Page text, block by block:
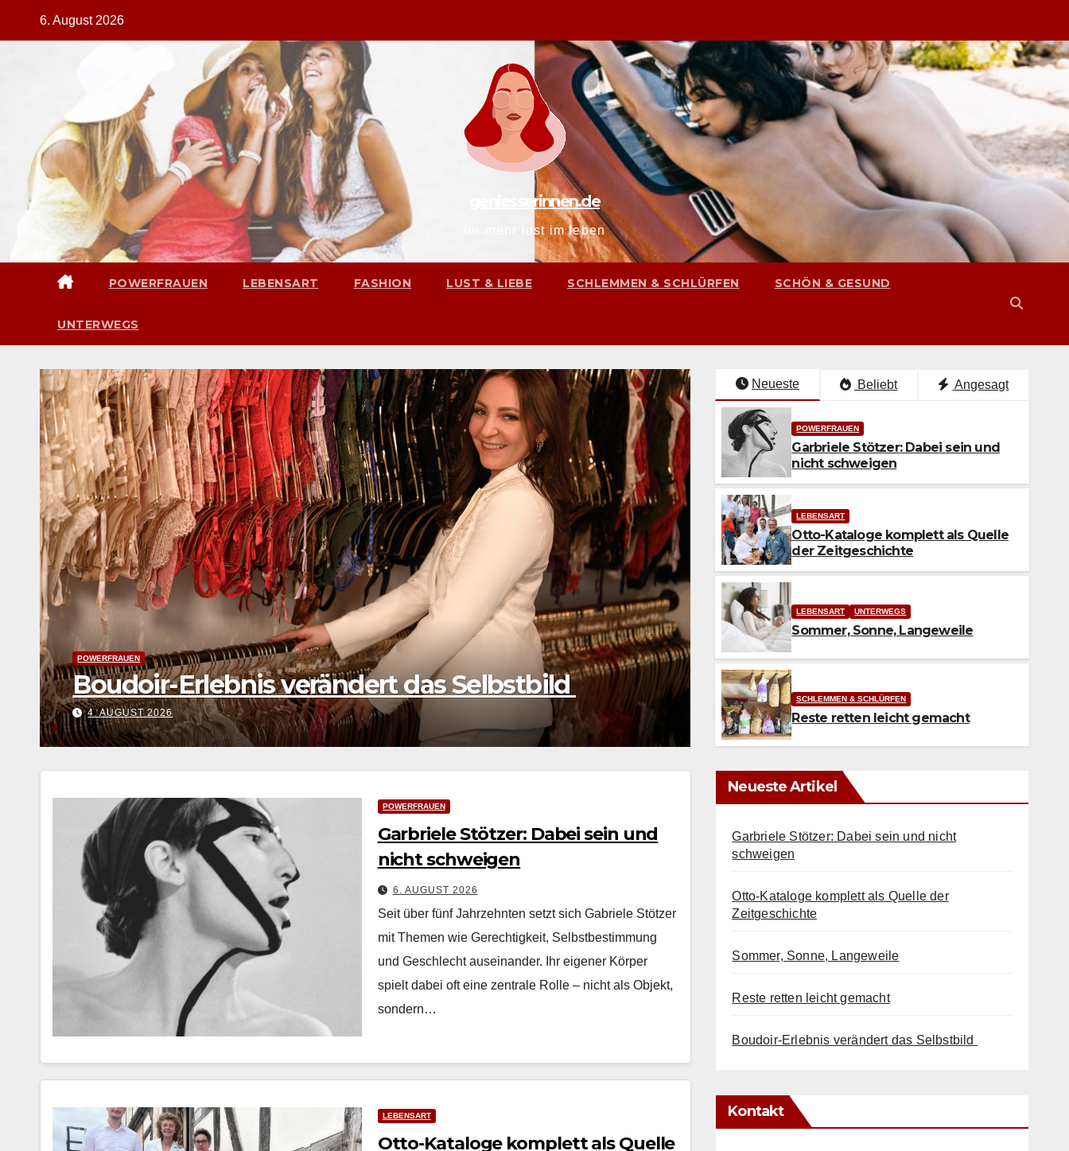
6. August 2026
geniesserinnen.de
für mehr lust im leben
POWERFRAUEN LEBENSART FASHION LUST & LIEBE SCHLEMMEN & SCHLÜRFEN SCHÖN & GESUND
UNTERWEGS
POWERFRAUEN
Garbriele Stötzer: Dabei sein und nicht
schweigen
6. AUGUST 2026
LEBENSART
Otto-Kataloge komplett als
Zeitgeschichte
6. AUGUST 2026
Neueste Beliebt Angesagt
POWERFRAUEN
Garbriele Stötzer: Dabei sein und
nicht schweigen
LEBENSART
Otto-Kataloge komplett als Quelle
der Zeitgeschichte
LEBENSART UNTERWEGS
Sommer, Sonne, Langeweile
SCHLEMMEN & SCHLÜRFEN
Reste retten leicht gemacht
POWERFRAUEN
Garbriele Stötzer: Dabei sein und
nicht schweigen
6. AUGUST 2026
Seit über fünf Jahrzehn­ten set­zt sich Gabriele Stötzer
mit The­men wie Gerechtigkeit, Selb­st­bes­tim­mung
und Geschlecht auseinan­der. Ihr eigen­er Kör­p­er
spielt dabei oft eine zen­trale Rolle – nicht als Objekt,
son­dern…
LEBENSART
Otto-Kataloge komplett als Quelle
Neueste Artikel
Garbriele Stötzer: Dabei sein und nicht
schweigen
Otto-Kataloge komplett als Quelle der
Zeitgeschichte
Sommer, Sonne, Langeweile
Reste retten leicht gemacht
Boudoir-Erlebnis verändert das Selbstbild
Kontakt